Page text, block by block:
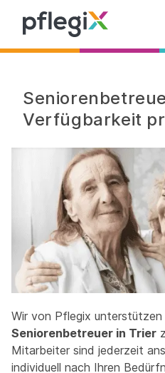
Verfügbarkeit
Wir von Pflegix unterstützen
Seniorenbetreuer in Trier
Mitarbeiter sind jederzeit
individuell nach Ihren